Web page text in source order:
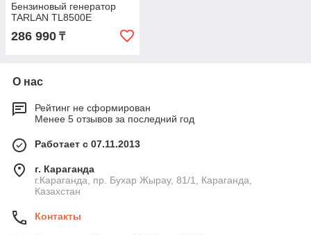
Бензиновый генератор
TARLAN TL8500E
286 990 ₸
О нас
Рейтинг не сформирован
Менее 5 отзывов за последний год
Работает с 07.11.2013
г. Караганда
г.Караганда, пр. Бухар Жырау, 81/1, Караганда,
Казахстан
Контакты